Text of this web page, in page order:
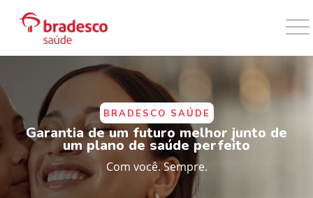
BRADESCO SAÚDE
Garantia de um futuro melhor junto de
um plano de saúde perfeito
Com você. Sempre.